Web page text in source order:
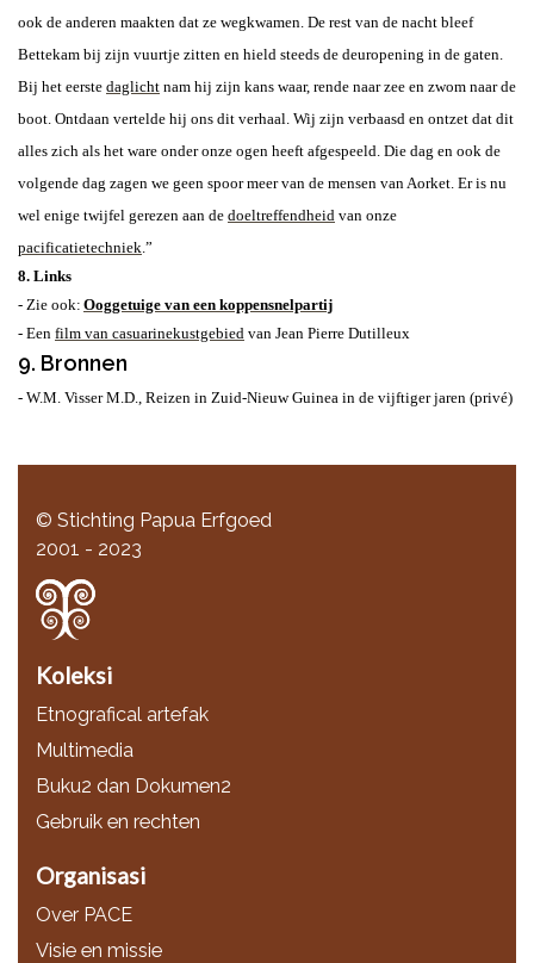
ook de anderen maakten dat ze wegkwamen. De rest van de nacht bleef
Bettekam bij zijn vuurtje zitten en hield steeds de deuropening in de gaten.
Bij het eerste daglicht nam hij zijn kans waar, rende naar zee en zwom naar de
boot. Ontdaan vertelde hij ons dit verhaal. Wij zijn verbaasd en ontzet dat dit
alles zich als het ware onder onze ogen heeft afgespeeld. Die dag en ook de
volgende dag zagen we geen spoor meer van de mensen van Aorket. Er is nu
wel enige twijfel gerezen aan de doeltreffendheid van onze
pacificatietechniek .”
8. Links
- Zie ook: Ooggetuige van een koppensnelpartij
- Een film van casuarinekustgebied van Jean Pierre Dutilleux
9. Bronnen
- W.M. Visser M.D., Reizen in Zuid-Nieuw Guinea in de vijftiger jaren (privé)
© Stichting Papua Erfgoed
2001 - 2023
Koleksi
Etnografical artefak
Multimedia
Buku2 dan Dokumen2
Gebruik en rechten
Organisasi
Over PACE
Visie en missie